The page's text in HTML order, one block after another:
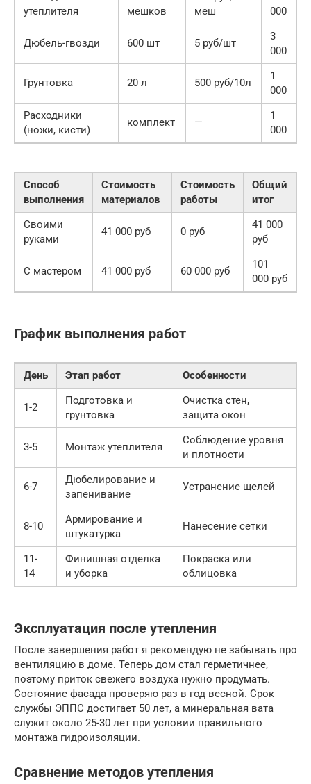
утеплителя
мешков
меш
000
Дюбель-гвозди 600 шт 5 руб/шт
3
000
Грунтовка 20 л 500 руб/10л
1
000
Расходники
(ножи, кисти)
комплект —
1
000
Способ
выполнения
Стоимость
материалов
Стоимость
работы
Общий
итог
Своими
руками
41 000 руб 0 руб
41 000
руб
С мастером 41 000 руб 60 000 руб
101
000 руб
График выполнения работ
День Этап работ Особенности
1-2
Подготовка и
грунтовка
Очистка стен,
защита окон
3-5 Монтаж утеплителя
Соблюдение уровня
и плотности
6-7
Дюбелирование и
запенивание
Устранение щелей
8-10
Армирование и
штукатурка
Нанесение сетки
11-
14
Финишная отделка
и уборка
Покраска или
облицовка
Эксплуатация после утепления
После завершения работ я рекомендую не забывать про
вентиляцию в доме. Теперь дом стал герметичнее,
поэтому приток свежего воздуха нужно продумать.
Состояние фасада проверяю раз в год весной. Срок
службы ЭППС достигает 50 лет, а минеральная вата
служит около 25-30 лет при условии правильного
монтажа гидроизоляции.
Сравнение методов утепления